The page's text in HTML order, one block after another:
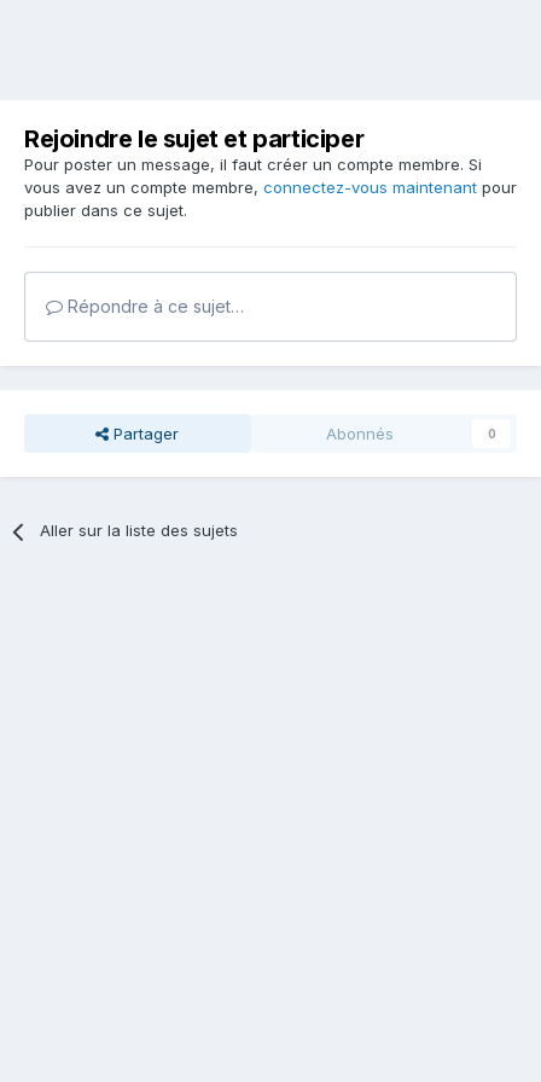
Rejoindre le sujet et participer
Pour poster un message, il faut créer un compte membre. Si
vous avez un compte membre, connectez-vous maintenant pour
publier dans ce sujet.
Répondre à ce sujet…
Partager Abonnés 0
Aller sur la liste des sujets